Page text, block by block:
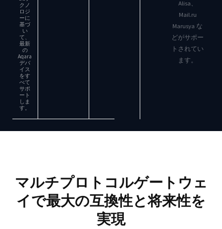
クノ
ロジ
ーに
基づ
い
て、
最新
の
Aqara
デバ
イス
をす
べて
サポ
ート
しま
す。
Alisa、
Mail.ru
Marusya な
どがサポー
トされてい
ます。
マルチプロトコルゲートウェ
イで最大の互換性と将来性を
実現